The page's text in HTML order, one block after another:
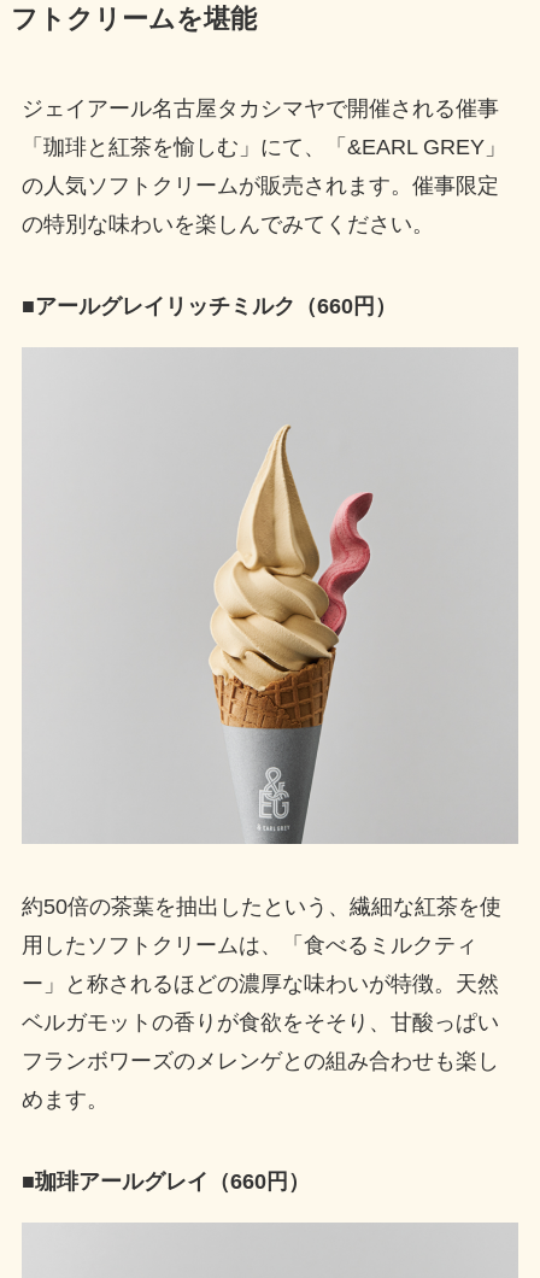
フトクリームを堪能
ジェイアール名古屋タカシマヤで開催される催事
「珈琲と紅茶を愉しむ」にて、「&EARL GREY」
の人気ソフトクリームが販売されます。催事限定
の特別な味わいを楽しんでみてください。
■アールグレイリッチミルク（660円）
約50倍の茶葉を抽出したという、繊細な紅茶を使
用したソフトクリームは、「食べるミルクティ
ー」と称されるほどの濃厚な味わいが特徴。天然
ベルガモットの香りが食欲をそそり、甘酸っぱい
フランボワーズのメレンゲとの組み合わせも楽し
めます。
■珈琲アールグレイ（660円）